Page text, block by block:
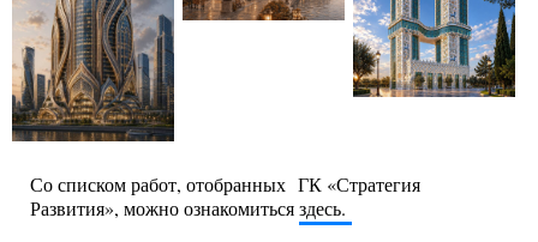
Со списком работ, отобранных ГК «Стратегия
Развития», можно ознакомитьсяздесь.